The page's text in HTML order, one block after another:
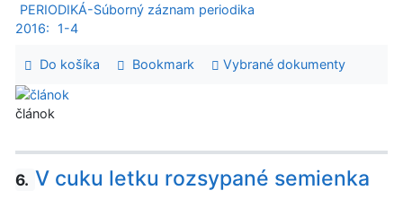
PERIODIKÁ-Súborný záznam periodika
2016:
1-4
Do košíka Bookmark Vybrané dokumenty
článok
6. V cuku letku rozsypané semienka